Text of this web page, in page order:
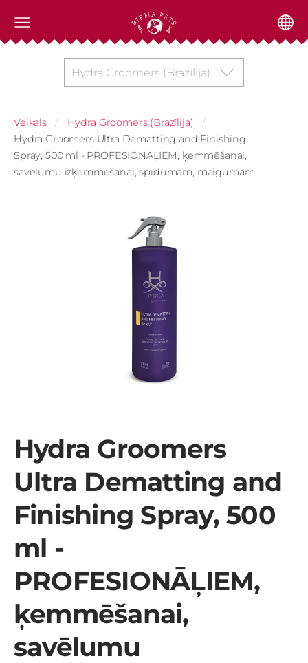
Hydra Groomers (Brazīlija)
Veikals
Hydra Groomers (Brazīlija)
Hydra Groomers Ultra Dematting and Finishing
Spray, 500 ml - PROFESIONĀĻIEM, ķemmēšanai,
savēlumu izķemmēšanai, spīdumam, maigumam
Hydra Groomers
Ultra Dematting and
Finishing Spray, 500
ml -
PROFESIONĀĻIEM,
ķemmēšanai,
savēlumu